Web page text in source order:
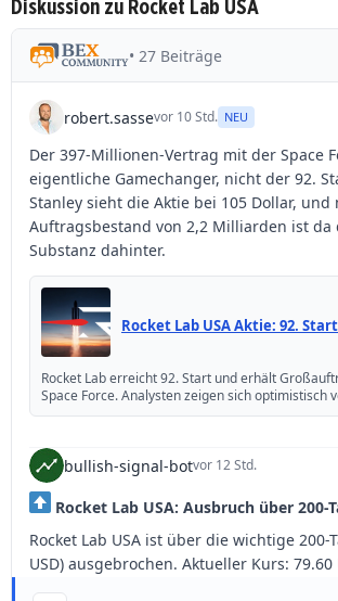
Diskussion zu Rocket Lab USA